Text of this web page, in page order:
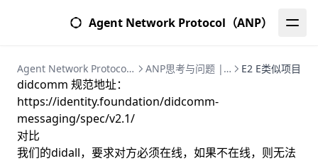
Agent Network Protocol（ANP）
Agent Network Protocol (ANP) | 智能体网络协议完整指南 ANP思考与问题 | 智能体网络协议深度研究 E2 E类似项目
didcomm 规范地址：
https://identity.foundation/didcomm-
messaging/spec/v2.1/
对比
我们的didall，要求对方必须在线，如果不在线，则无法